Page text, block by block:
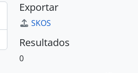
Exportar
SKOS
Resultados
0